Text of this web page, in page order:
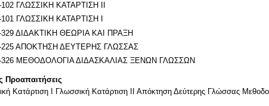
102 ΓΛΩΣΣΙΚΗ ΚΑΤΑΡΤΙΣΗ ΙΙ
101 ΓΛΩΣΣΙΚΗ ΚΑΤΑΡΤΙΣΗ Ι
329 ΔΙΔΑΚΤΙΚΗ ΘΕΩΡΙΑ ΚΑΙ ΠΡΑΞΗ
225 ΑΠΟΚΤΗΣΗ ΔΕΥΤΕΡΗΣ ΓΛΩΣΣΑΣ
326 ΜΕΘΟΔΟΛΟΓΙΑ ΔΙΔΑΣΚΑΛΙΑΣ ΞΕΝΩΝ ΓΛΩΣΣΩΝ
Προαπαιτήσεις
Κατάρτιση Ι Γλωσσική Κατάρτιση ΙΙ Απόκτηση Δεύτερης Γλώσσας